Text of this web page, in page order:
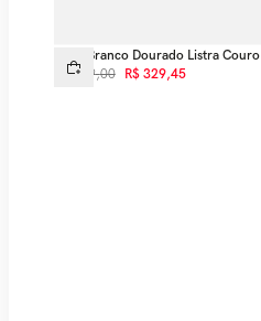
Tênis Branco Dourado Listra Couro
R$ 599,00 R$ 329,45